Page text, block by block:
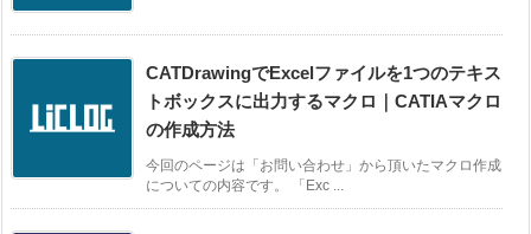
CATDrawingでExcelファイルを1つのテキス
トボックスに出力するマクロ｜CATIAマクロ
の作成方法
今回のページは「お問い合わせ」から頂いたマクロ作成
についての内容です。 「Exc ...